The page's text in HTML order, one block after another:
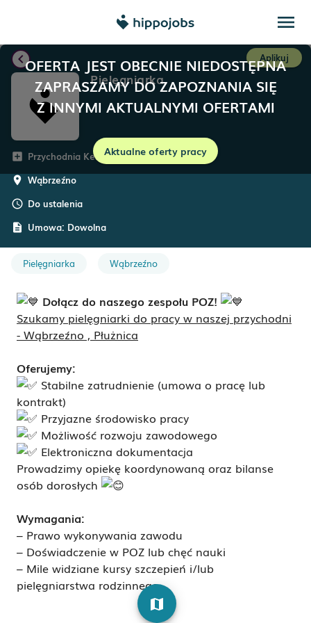
menu
OFERTA JEST OBECNIE NIEDOSTĘPNA
ZAPRASZAMY DO ZAPOZNANIA SIĘ
Z INNYMI AKTUALNYMI OFERTAMI
Aktualne oferty pracy
chevron_left Aplikuj
Pielęgniarka
add_box Przychodnia Kemed
room Wąbrzeźno
schedule Do ustalenia
description Umowa: Dowolna
Pielęgniarka Wąbrzeźno
Dołącz do naszego zespołu POZ!
Szukamy pielęgniarki do pracy w naszej przychodni
- Wąbrzeźno , Płużnica
Oferujemy:
Stabilne zatrudnienie (umowa o pracę lub
kontrakt)
Przyjazne środowisko pracy
Możliwość rozwoju zawodowego
Elektroniczna dokumentacja
Prowadzimy opiekę koordynowaną oraz bilanse
osób dorosłych
Wymagania:
– Prawo wykonywania zawodu
– Doświadczenie w POZ lub chęć nauki
– Mile widziane kursy szczepień i/lub
pielęgniarstwa rodzinnego
map